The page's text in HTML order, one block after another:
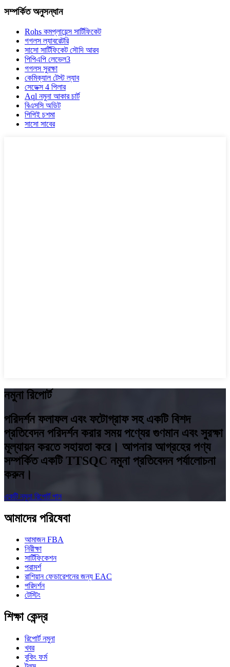
সম্পর্কিত অনুসন্ধান
Rohs কমপ্লায়েন্স সার্টিফিকেট
গগলস ল্যাবরেটরি
সাসো সার্টিফিকেট সৌদি আরব
পিপিএপি লেভেল3
গগলস সুরক্ষা
কেমিক্যাল টেস্ট ল্যাব
সেডেক্স 4 পিলার
Aql নমুনা আকার চার্ট
বিএসসি অডিট
পিপিই চশমা
সাসো সাবের
নমুনা রিপোর্ট
পরিদর্শন ফলাফল এবং ফটোগ্রাফ সহ একটি বিশদ
প্রতিবেদন পরিদর্শন করার সময় পণ্যের গুণমান এবং সুরক্ষা
মূল্যায়ন করতে সহায়তা করে। আপনার আগ্রহের পণ্য
সম্পর্কিত একটি TTSQC নমুনা প্রতিবেদন পর্যালোচনা
করুন।
একটি নমুনা রিপোর্ট পান
আমাদের পরিষেবা
আমাজন FBA
নিরীক্ষা
সার্টিফিকেশন
পরামর্শ
রাশিয়ান ফেডারেশনের জন্য EAC
পরিদর্শন
টেস্টিং
শিক্ষা কেন্দ্র
রিপোর্ট নমুনা
খবর
বুকিং ফর্ম